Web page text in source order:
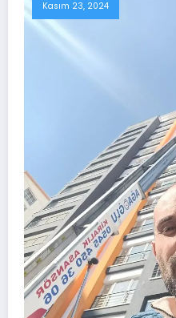
Kasım 23, 2024